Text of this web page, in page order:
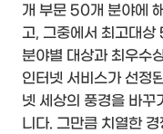
개 부문 50개 분야에
고, 그중에서 최고대상
분야별 대상과 최우수
인터넷 서비스가 선정
넷 세상의 풍경을 바꾸
니다. 그만큼 치열한